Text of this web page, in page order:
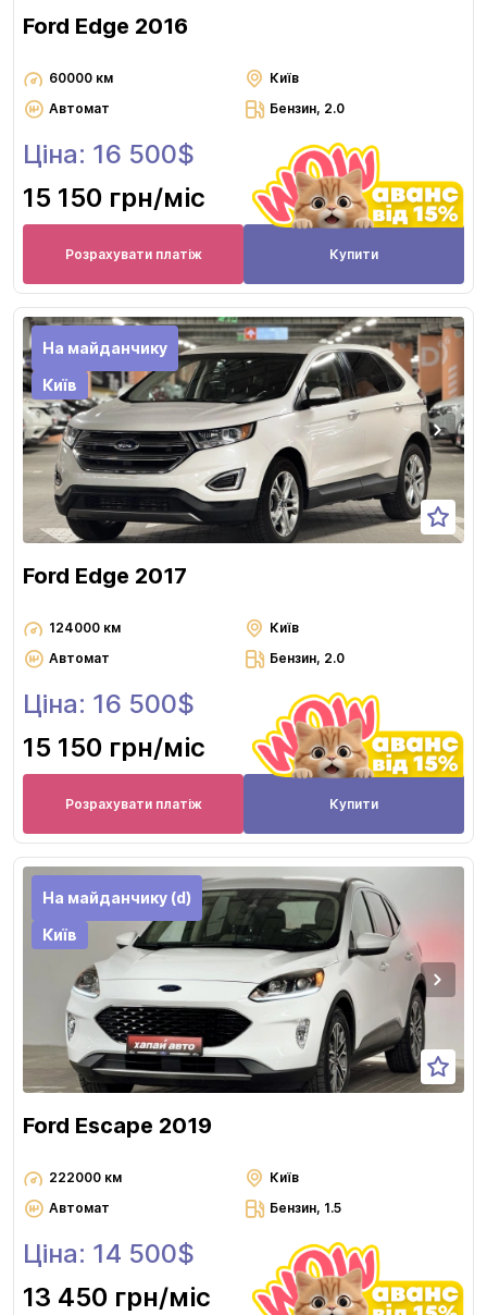
Ford Edge 2016
60000 км
Київ
Автомат
Бензин, 2.0
Ціна: 16 500$
15 150 грн/міс
Розрахувати платіж Купити
На майданчику
Київ
Ford Edge 2017
124000 км
Київ
Автомат
Бензин, 2.0
Ціна: 16 500$
15 150 грн/міс
Розрахувати платіж Купити
На майданчику (d)
Київ
Ford Escape 2019
222000 км
Київ
Автомат
Бензин, 1.5
Ціна: 14 500$
13 450 грн/міс